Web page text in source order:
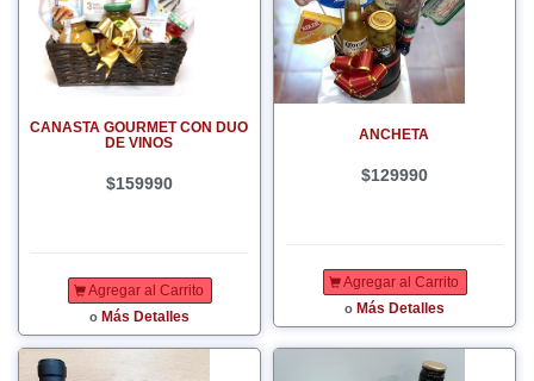
CANASTA GOURMET CON DUO
DE VINOS
$159990
Agregar al Carrito
o Más Detalles
ANCHETA
$129990
Agregar al Carrito
o Más Detalles